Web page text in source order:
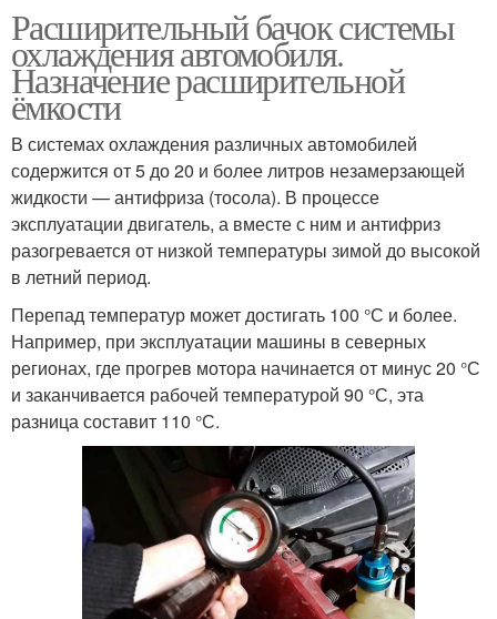
Расширительный бачок системы
охлаждения автомобиля.
Назначение расширительной
ёмкости
В системах охлаждения различных автомобилей
содержится от 5 до 20 и более литров незамерзающей
жидкости — антифриза (тосола). В процессе
эксплуатации двигатель, а вместе с ним и антифриз
разогревается от низкой температуры зимой до высокой
в летний период.
Перепад температур может достигать 100 °С и более.
Например, при эксплуатации машины в северных
регионах, где прогрев мотора начинается от минус 20 °С
и заканчивается рабочей температурой 90 °С, эта
разница составит 110 °С.